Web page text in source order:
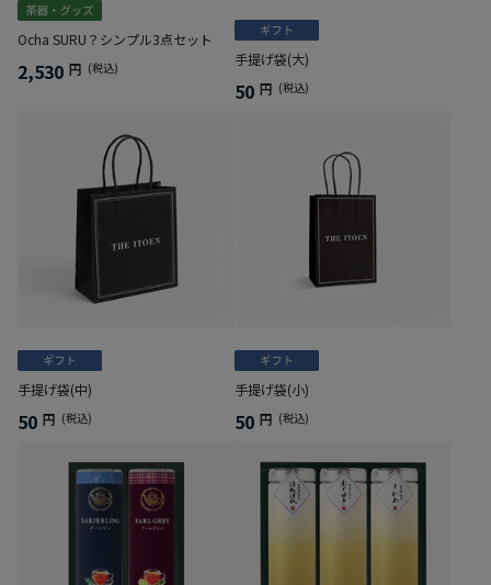
Ocha SURU？シンプル3点セット
2,530 円 (税込) 手提げ袋(大)
50 円 (税込)
手提げ袋(中)
50 円 (税込)
手提げ袋(小)
50 円 (税込)